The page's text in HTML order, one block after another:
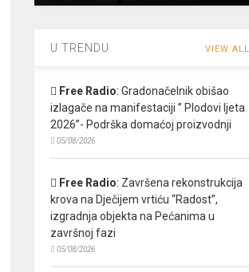
U TRENDU VIEW
Free Radio: Gradonačelnik obišao
izlagače na manifestaciji ” Plodovi ljeta
2026”- Podrška domaćoj proizvodnji
05/08/2026
Free Radio: Završena rekonstrukcija
krova na Dječijem vrtiću “Radost”,
izgradnja objekta na Pećanima u
završnoj fazi
05/08/2026